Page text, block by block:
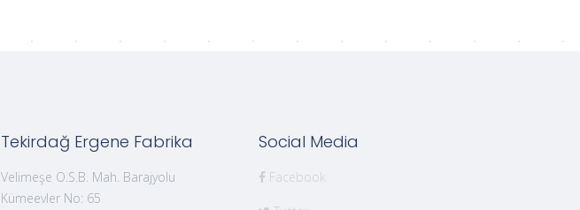
Tekirdağ Ergene Fabrika
Velimeşe O.S.B. Mah. Barajyolu
Kümeevler No: 65
Social Media
Facebook